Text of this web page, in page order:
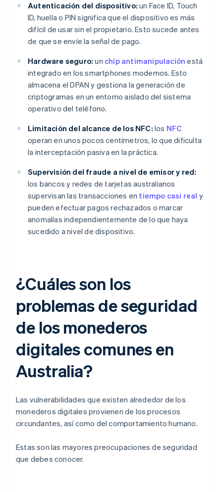
Autenticación del dispositivo: un Face ID, Touch
ID, huella o PIN significa que el dispositivo es más
difícil de usar sin el propietario. Esto sucede antes
de que se envíe la señal de pago.
Hardware seguro: un chip antimanipulación está
integrado en los smartphones modernos. Esto
almacena el DPAN y gestiona la generación de
criptogramas en un entorno aislado del sistema
operativo del teléfono.
Limitación del alcance de los NFC: los NFC
operan en unos pocos centímetros, lo que dificulta
la interceptación pasiva en la práctica.
Supervisión del fraude a nivel de emisor y red:
los bancos y redes de tarjetas australianos
supervisan las transacciones en tiempo casi real y
pueden efectuar pagos rechazados o marcar
anomalías independientemente de lo que haya
sucedido a nivel de dispositivo.
¿Cuáles son los
problemas de seguridad
de los monederos
digitales comunes en
Australia?
Las vulnerabilidades que existen alrededor de los
monederos digitales provienen de los procesos
circundantes, así como del comportamiento humano.
Estas son las mayores preocupaciones de seguridad
que debes conocer.